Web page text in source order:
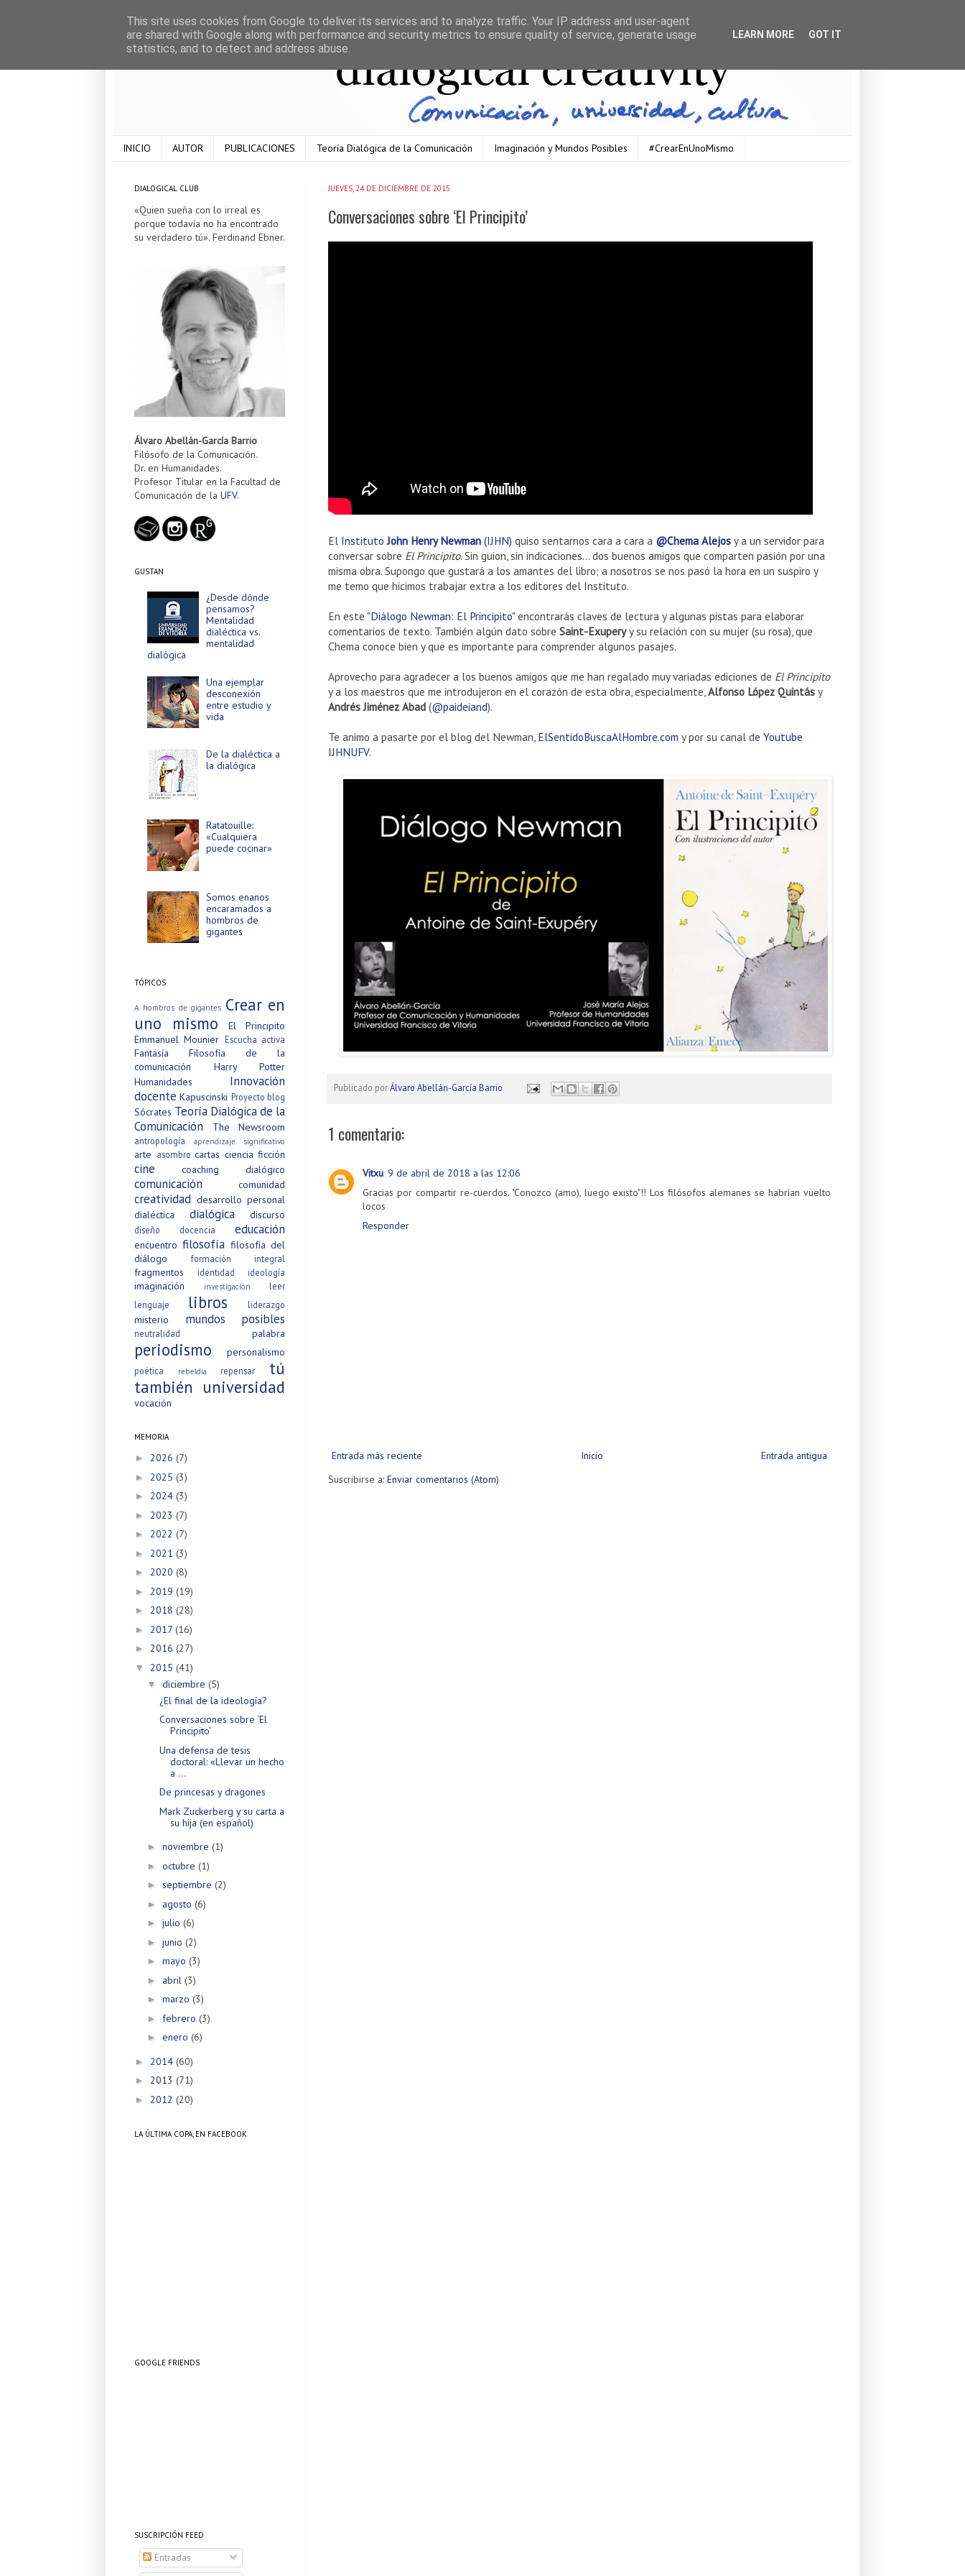
INICIO AUTOR PUBLICACIONES Teoría Dialógica de la Comunicación Imaginación y Mundos Posibles #CrearEnUnoMismo
JUEVES, 24 DE DICIEMBRE DE 2015
Conversaciones sobre ‘El Principito’
El InstitutoJohn Henry Newman (IJHN) quiso sentarnos cara a cara a @Chema Alejos y a un servidor para
conversar sobre El Principito. Sin guion, sin indicaciones… dos buenos amigos que comparten pasión por una
misma obra. Supongo que gustará a los amantes del libro; a nosotros se nos pasó la hora en un suspiro y
me temo que hicimos trabajar extra a los editores del Instituto.
En este "Diálogo Newman: El Principito" encontrarás claves de lectura y algunas pistas para elaborar
comentarios de texto. También algún dato sobre Saint-Exuperyy su relación con su mujer (su rosa), que
Chema conoce bien y que es importante para comprender algunos pasajes.
Aprovecho para agradecer a los buenos amigos que me han regalado muy variadas ediciones de El Principito
y a los maestros que me introdujeron en el corazón de esta obra, especialmente,Alfonso López Quintás y
Andrés Jiménez Abad (@paideiand).
Te animo a pasarte por el blog del Newman, ElSentidoBuscaAlHombre.com y por su canal de Youtube
IJHNUFV.
Publicado porÁlvaro Abellán-García Barrio
1 comentario:
Vitxu 9 de abril de 2018 a las 12:06
Gracias por compartir re-cuerdos. "Conozco (amo), luego existo"!! Los filósofos alemanes se habrían vuelto
locos
Responder
Entrada más reciente Entrada antigua
Inicio
Suscribirse a: Enviar comentarios (Atom)
DIALOGICAL CLUB
«Quien sueña con lo irreal es
porque todavía no ha encontrado
su verdadero tú». Ferdinand Ebner.
Álvaro Abellán-García Barrio
Filósofo de la Comunicación.
Dr. en Humanidades.
Profesor Titular en la Facultad de
Comunicación de la UFV.
GUSTAN
¿Desde dónde
pensamos?
Mentalidad
dialéctica vs.
mentalidad
dialógica
Una ejemplar
desconexión
entre estudio y
vida
De la dialéctica a
la dialógica
Ratatouille:
«Cualquiera
puede cocinar»
Somos enanos
encaramados a
hombros de
gigantes
TÓPICOS
A hombros de gigantes Crear en
uno mismo
El Principito
Emmanuel Mounier Escucha activa
Fantasía
Filosofía de la
comunicación
Harry Potter
Humanidades
Innovación
docente Kapuscinski Proyecto blog
Sócrates Teoría Dialógica de la
Comunicación
The Newsroom
antropología aprendizaje significativo
arte asombro cartas ciencia ficción
cine coaching dialógico
comunicación comunidad
creatividad desarrollo personal
dialéctica
dialógica discurso
diseño docencia educación
encuentro filosofía filosofía del
diálogo
formación integral
fragmentos identidad ideología
imaginación investigación
leer
lenguaje
libros liderazgo
misterio mundos posibles
neutralidad palabra
periodismo personalismo
poética rebeldía repensar
tú
también universidad
vocación
MEMORIA
► 2026 (7)
► 2025 (3)
► 2024 (3)
► 2023 (7)
► 2022 (7)
► 2021 (3)
► 2020 (8)
► 2019 (19)
► 2018 (28)
► 2017 (16)
► 2016 (27)
▼ 2015 (41)
▼ diciembre (5)
¿El final de la ideología?
Conversaciones sobre ‘El
Principito’
Una defensa de tesis
doctoral: «Llevar un hecho
a ...
De princesas y dragones
Mark Zuckerberg y su carta a
su hija (en español)
► noviembre (1)
► octubre (1)
► septiembre (2)
► agosto (6)
► julio (6)
► junio (2)
► mayo (3)
► abril (3)
► marzo (3)
► febrero (3)
► enero (6)
► 2014 (60)
► 2013 (71)
► 2012 (20)
LA ÚLTIMA COPA, EN FACEBOOK
GOOGLE FRIENDS
SUSCRIPCIÓN FEED
Entradas
This site uses cookies from Google to deliver its services and to analyze traffic. Your IP address and user-agent
are shared with Google along with performance and security metrics to ensure quality of service, generate usage
statistics, and to detect and address abuse.
LEARN MORE GOT IT